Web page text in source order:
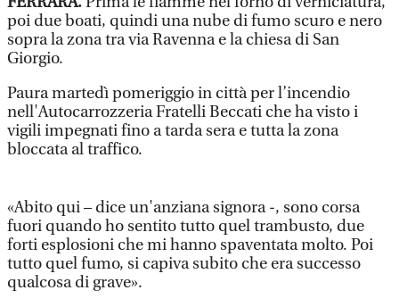
poi due boati, quindi una nube di fumo scuro e nero
sopra la zona tra via Ravenna e la chiesa di San
Giorgio.
Paura martedì pomeriggio in città per l’incendio
nell'Autocarrozzeria Fratelli Beccati che ha visto i
vigili impegnati fino a tarda sera e tutta la zona
bloccata al traffico.
«Abito qui – dice un'anziana signora -, sono corsa
fuori quando ho sentito tutto quel trambusto, due
forti esplosioni che mi hanno spaventata molto. Poi
tutto quel fumo, si capiva subito che era successo
qualcosa di grave».